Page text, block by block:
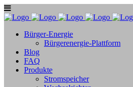
Bürger-Energie
Bürgerenergie-Plattform
Blog
FAQ
Produkte
Stromspeicher